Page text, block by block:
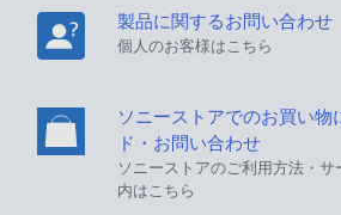
製品に関するお問い合わせ
個人のお客様はこちら
ソニーストアでのお買い物
ド・お問い合わせ
ソニーストアのご利用方法・
内はこちら